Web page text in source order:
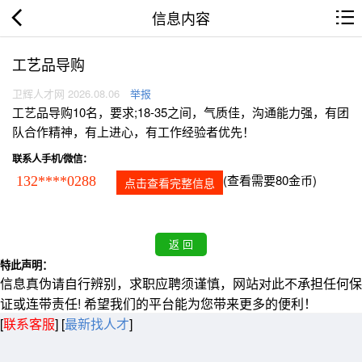
信息内容
工艺品导购
卫辉人才网 2026.08.06 举报
工艺品导购10名，要求;18-35之间，气质佳，沟通能力强，有团
队合作精神，有上进心，有工作经验者优先！
联系人手机/微信：
132****0288 点击查看完整信息 (查看需要80金币)
特此声明：
信息真伪请自行辨别，求职应聘须谨慎，网站对此不承担任何保
证或连带责任! 希望我们的平台能为您带来更多的便利！
[联系客服] [最新找人才]